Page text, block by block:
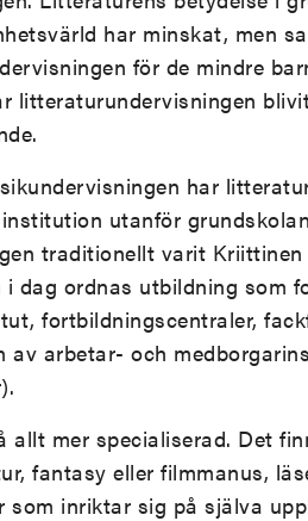
har minskat, men
för de mindre
litteraturundervisningen
har
utanför
traditionellt varit
i dag ordnas utbildning som
fortbildningscentraler,
av arbetar- och
allt mer specialiserad. Det
fantasy eller filmmanus,
inriktar sig på själva